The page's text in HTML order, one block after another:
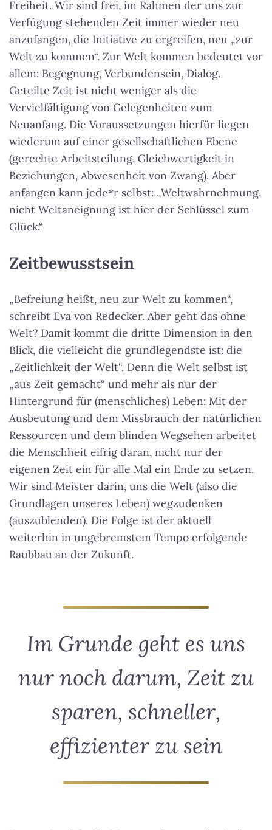
Freiheit. Wir sind frei, im Rahmen der uns zur
Verfügung stehenden Zeit immer wieder neu
anzufangen, die Initiative zu ergreifen, neu „zur
Welt zu kommen“. Zur Welt kommen bedeutet vor
allem: Begegnung, Verbundensein, Dialog.
Geteilte Zeit ist nicht weniger als die
Vervielfältigung von Gelegenheiten zum
Neuanfang. Die Voraussetzungen hierfür liegen
wiederum auf einer gesellschaftlichen Ebene
(gerechte Arbeitsteilung, Gleichwertigkeit in
Beziehungen, Abwesenheit von Zwang). Aber
anfangen kann jede*r selbst: „Weltwahrnehmung,
nicht Weltaneignung ist hier der Schlüssel zum
Glück.“
Zeitbewusstsein
„Befreiung heißt, neu zur Welt zu kommen“,
schreibt Eva von Redecker. Aber geht das ohne
Welt? Damit kommt die dritte Dimension in den
Blick, die vielleicht die grundlegendste ist: die
„Zeitlichkeit der Welt“. Denn die Welt selbst ist
„aus Zeit gemacht“ und mehr als nur der
Hintergrund für (menschliches) Leben: Mit der
Ausbeutung und dem Missbrauch der natürlichen
Ressourcen und dem blinden Wegsehen arbeitet
die Menschheit eifrig daran, nicht nur der
eigenen Zeit ein für alle Mal ein Ende zu setzen.
Wir sind Meister darin, uns die Welt (also die
Grundlagen unseres Leben) wegzudenken
(auszublenden). Die Folge ist der aktuell
weiterhin in ungebremstem Tempo erfolgende
Raubbau an der Zukunft.
Im Grunde geht es uns
nur noch darum, Zeit zu
sparen, schneller,
effizienter zu sein